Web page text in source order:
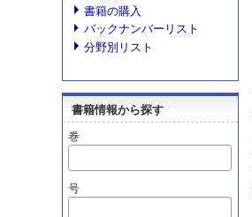
書籍の購入
バックナンバーリスト
分野別リスト
書籍情報から探す
巻
号